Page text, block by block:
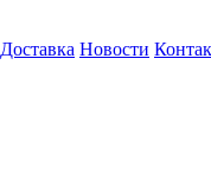
Доставка Новости